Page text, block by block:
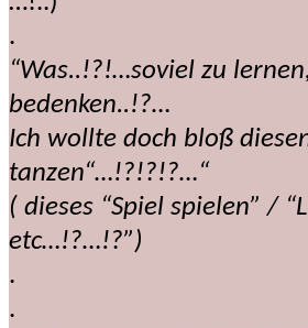
.
“Was..!?!…soviel zu
bedenken..!?…
Ich wollte doch bloß
tanzen“…!?!?!?…“
( dieses “Spiel spielen” /
etc…!?…!?”)
.
.